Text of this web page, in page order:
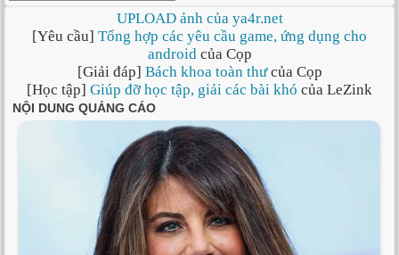
UPLOAD ảnh của ya4r.net
[Yêu cầu] Tổng hợp các yêu cầu game, ứng dụng cho
androidcủa Cọp
[Giải đáp] Bách khoa toàn thưcủa Cọp
[Học tập] Giúp đỡ học tập, giải các bài khó của LeZink